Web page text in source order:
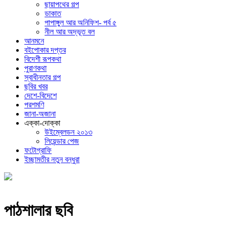
ছায়াপথের গল্প
ডাকাত
পাপাঙ্গুল আর অনিফিশ- পর্ব ৫
নীল আর অদ্ভূত বল
আনমনে
বইপোকার দপ্তর
বিদেশী রূপকথা
পুরাণকথা
স্বাধীনতার গল্প
ছবির খবর
দেশে-বিদেশে
পরশমণি
জানা-অজানা
এক্কা-দোক্কা
উইম্বেলডন ২০১৩
লিয়েন্ডার পেজ
ফটোগ্রাফি
ইচ্ছামতীর নতুন বন্ধুরা
পাঠশালার ছবি